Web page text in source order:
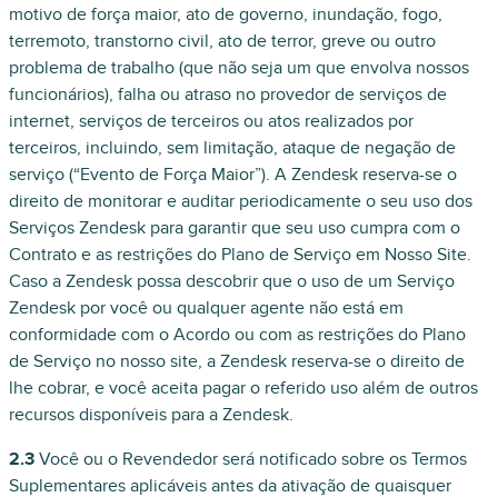
motivo de força maior, ato de governo, inundação, fogo,
terremoto, transtorno civil, ato de terror, greve ou outro
problema de trabalho (que não seja um que envolva nossos
funcionários), falha ou atraso no provedor de serviços de
internet, serviços de terceiros ou atos realizados por
terceiros, incluindo, sem limitação, ataque de negação de
serviço (“Evento de Força Maior”). A Zendesk reserva-se o
direito de monitorar e auditar periodicamente o seu uso dos
Serviços Zendesk para garantir que seu uso cumpra com o
Contrato e as restrições do Plano de Serviço em Nosso Site.
Caso a Zendesk possa descobrir que o uso de um Serviço
Zendesk por você ou qualquer agente não está em
conformidade com o Acordo ou com as restrições do Plano
de Serviço no nosso site, a Zendesk reserva-se o direito de
lhe cobrar, e você aceita pagar o referido uso além de outros
recursos disponíveis para a Zendesk.
2.3 Você ou o Revendedor será notificado sobre os Termos
Suplementares aplicáveis antes da ativação de quaisquer